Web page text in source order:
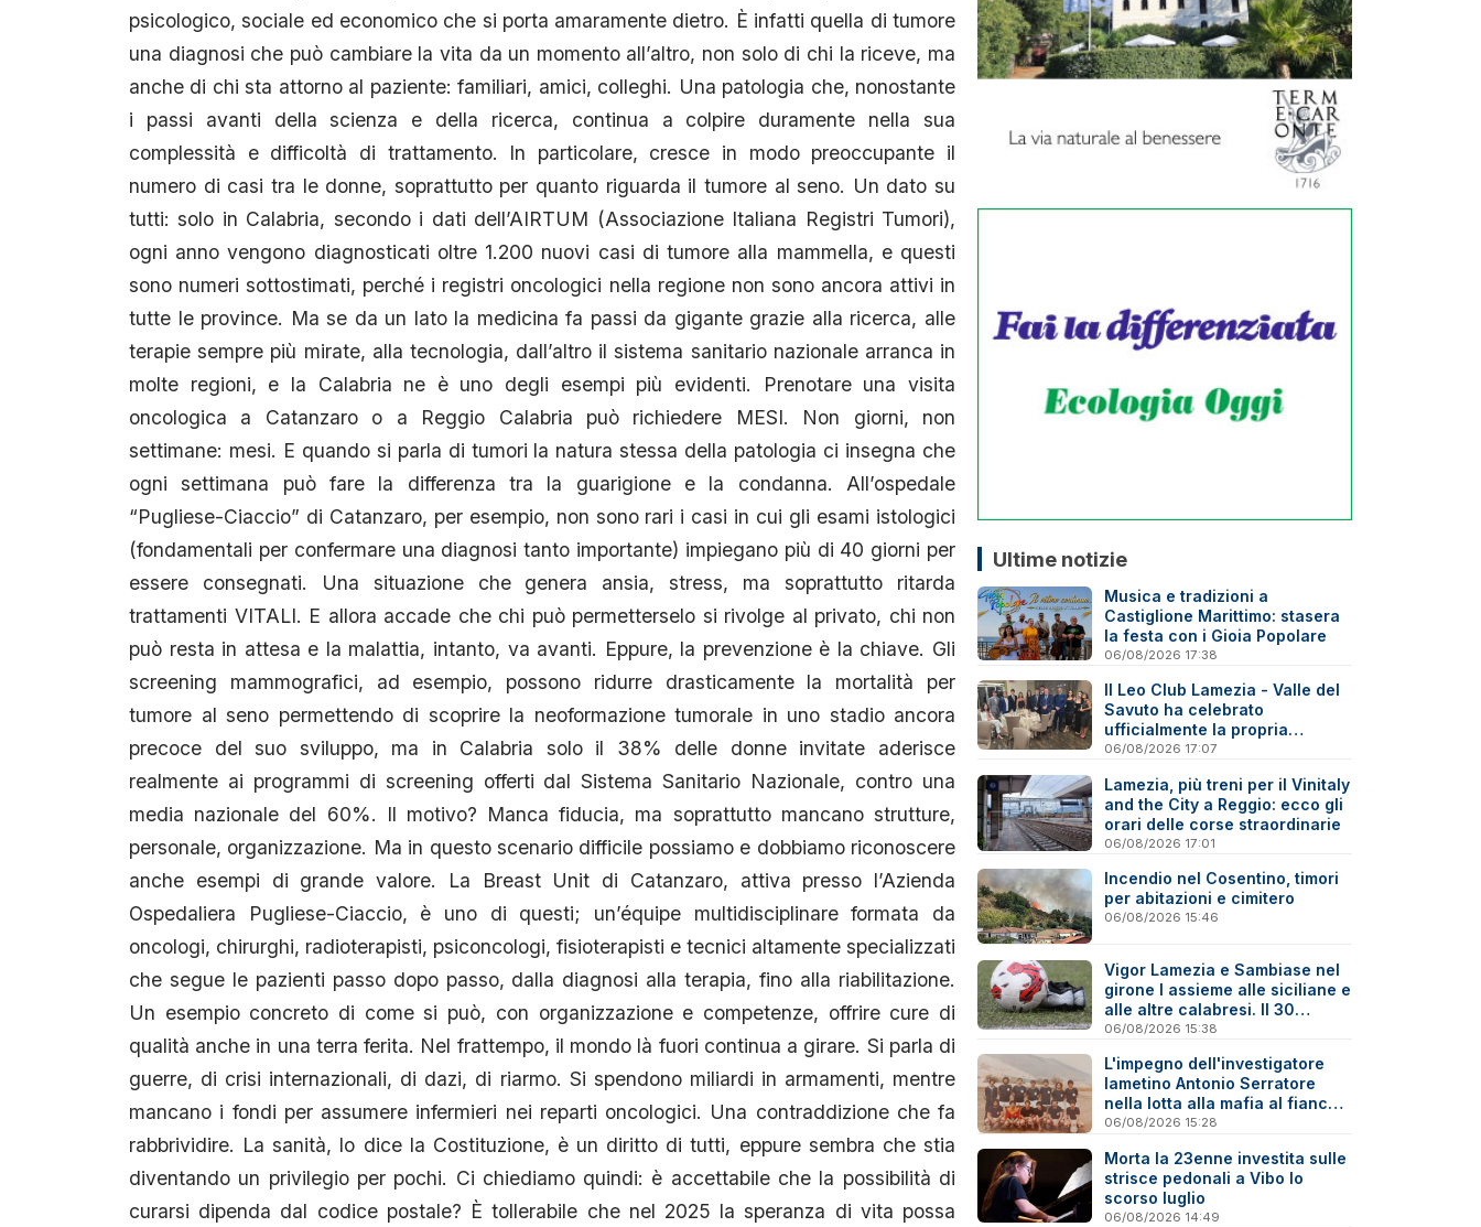
psicologico, sociale ed economico che si porta amaramente dietro. È infatti quella di tumore
una diagnosi che può cambiare la vita da un momento all’altro, non solo di chi la riceve, ma
anche di chi sta attorno al paziente: familiari, amici, colleghi. Una patologia che, nonostante
i passi avanti della scienza e della ricerca, continua a colpire duramente nella sua
complessità e difficoltà di trattamento. In particolare, cresce in modo preoccupante il
numero di casi tra le donne, soprattutto per quanto riguarda il tumore al seno. Un dato su
tutti: solo in Calabria, secondo i dati dell’AIRTUM (Associazione Italiana Registri Tumori),
ogni anno vengono diagnosticati oltre 1.200 nuovi casi di tumore alla mammella, e questi
sono numeri sottostimati, perché i registri oncologici nella regione non sono ancora attivi in
tutte le province. Ma se da un lato la medicina fa passi da gigante grazie alla ricerca, alle
terapie sempre più mirate, alla tecnologia, dall’altro il sistema sanitario nazionale arranca in
molte regioni, e la Calabria ne è uno degli esempi più evidenti. Prenotare una visita
oncologica a Catanzaro o a Reggio Calabria può richiedere MESI. Non giorni, non
settimane: mesi. E quando si parla di tumori la natura stessa della patologia ci insegna che
ogni settimana può fare la differenza tra la guarigione e la condanna. All’ospedale
“Pugliese-Ciaccio” di Catanzaro, per esempio, non sono rari i casi in cui gli esami istologici
(fondamentali per confermare una diagnosi tanto importante) impiegano più di 40 giorni per
essere consegnati. Una situazione che genera ansia, stress, ma soprattutto ritarda
trattamenti VITALI. E allora accade che chi può permetterselo si rivolge al privato, chi non
può resta in attesa e la malattia, intanto, va avanti. Eppure, la prevenzione è la chiave. Gli
screening mammografici, ad esempio, possono ridurre drasticamente la mortalità per
tumore al seno permettendo di scoprire la neoformazione tumorale in uno stadio ancora
precoce del suo sviluppo, ma in Calabria solo il 38% delle donne invitate aderisce
realmente ai programmi di screening offerti dal Sistema Sanitario Nazionale, contro una
media nazionale del 60%. Il motivo? Manca fiducia, ma soprattutto mancano strutture,
personale, organizzazione. Ma in questo scenario difficile possiamo e dobbiamo riconoscere
anche esempi di grande valore. La Breast Unit di Catanzaro, attiva presso l’Azienda
Ospedaliera Pugliese-Ciaccio, è uno di questi; un’équipe multidisciplinare formata da
oncologi, chirurghi, radioterapisti, psiconcologi, fisioterapisti e tecnici altamente specializzati
che segue le pazienti passo dopo passo, dalla diagnosi alla terapia, fino alla riabilitazione.
Un esempio concreto di come si può, con organizzazione e competenze, offrire cure di
qualità anche in una terra ferita. Nel frattempo, il mondo là fuori continua a girare. Si parla di
guerre, di crisi internazionali, di dazi, di riarmo. Si spendono miliardi in armamenti, mentre
mancano i fondi per assumere infermieri nei reparti oncologici. Una contraddizione che fa
rabbrividire. La sanità, lo dice la Costituzione, è un diritto di tutti, eppure sembra che stia
diventando un privilegio per pochi. Ci chiediamo quindi: è accettabile che la possibilità di
curarsi dipenda dal codice postale? È tollerabile che nel 2025 la speranza di vita possa
Ultime notizie
Musica e tradizioni a
Castiglione Marittimo: stasera
la festa con i Gioia Popolare
06/08/2026 17:38
Il Leo Club Lamezia - Valle del
Savuto ha celebrato
ufficialmente la propria
riattivazione
06/08/2026 17:07
Lamezia, più treni per il Vinitaly
and the City a Reggio: ecco gli
orari delle corse straordinarie
06/08/2026 17:01
Incendio nel Cosentino, timori
per abitazioni e cimitero
06/08/2026 15:46
Vigor Lamezia e Sambiase nel
girone I assieme alle siciliane e
alle altre calabresi. Il 30
agosto stracittadina di Coppa
06/08/2026 15:38
L'impegno dell'investigatore
lametino Antonio Serratore
nella lotta alla mafia al fianco
di Ninni Cassarà
06/08/2026 15:28
Morta la 23enne investita sulle
strisce pedonali a Vibo lo
scorso luglio
06/08/2026 14:49